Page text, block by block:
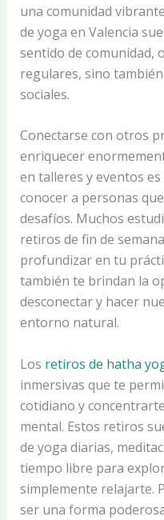
una comunidad
de yoga en Valencia
sentido de comunidad,
regulares, sino
sociales.
Conectarse con otros
enriquecer
en talleres y eventos
conocer a personas
desafíos. Muchos
retiros de fin de
profundizar en tu
también te brindan la
desconectar y hacer
entorno natural.
Los retiros de hatha
inmersivas que te
cotidiano y
mental. Estos retiros
de yoga diarias,
tiempo libre para
simplemente relajarte.
ser una forma